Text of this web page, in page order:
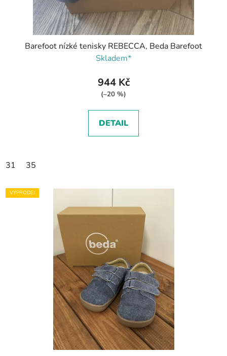
Barefoot nízké tenisky REBECCA, Beda Barefoot
Skladem*
944 Kč
(–20 %)
DETAIL
31 35
VÝPRODEJ